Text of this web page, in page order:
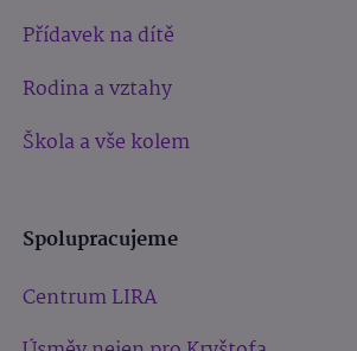
Přídavek na dítě
Rodina a vztahy
Škola a vše kolem
Spolupracujeme
Centrum LIRA